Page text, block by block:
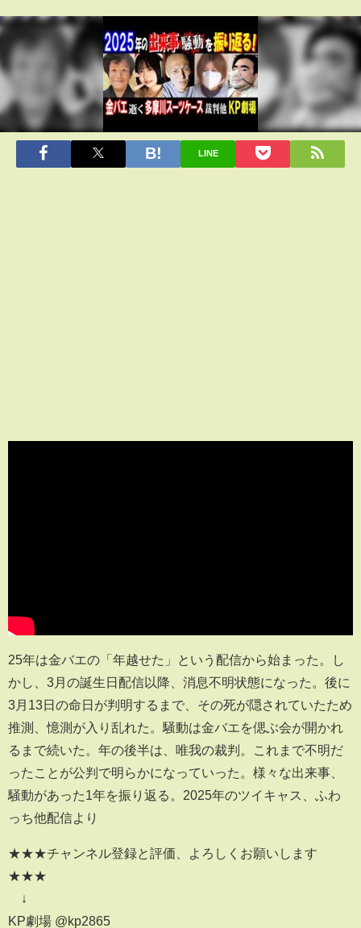
LINE
25年は金バエの「年越せた」という配信から始まった。し
かし、3月の誕生日配信以降、消息不明状態になった。後に
3月13日の命日が判明するまで、その死が隠されていたため
推測、憶測が入り乱れた。騒動は金バエを偲ぶ会が開かれ
るまで続いた。年の後半は、唯我の裁判。これまで不明だ
ったことが公判で明らかになっていった。様々な出来事、
騒動があった1年を振り返る。2025年のツイキャス、ふわ
っち他配信より
★★★チャンネル登録と評価、よろしくお願いします
★★★
↓
KP劇場 @kp2865